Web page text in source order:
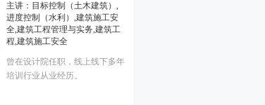
的培训风格，其地毯式培训教
学，准确打击知识点，每年都会
帮助广大学员顺利取证。
主讲：目标控制（土木建筑）,
进度控制（水利）,建筑施工安
全,建筑工程管理与实务,建筑工
程,建筑施工安全
曾在设计院任职，线上线下多年
培训行业从业经历。